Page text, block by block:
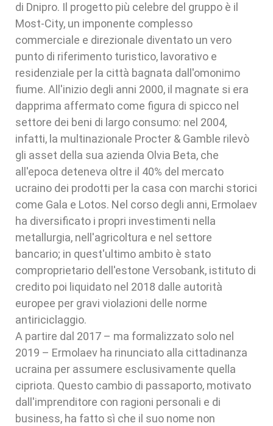
di Dnipro. Il progetto più celebre del gruppo è il
Most-City, un imponente complesso
commerciale e direzionale diventato un vero
punto di riferimento turistico, lavorativo e
residenziale per la città bagnata dall'omonimo
fiume. All'inizio degli anni 2000, il magnate si era
dapprima affermato come figura di spicco nel
settore dei beni di largo consumo: nel 2004,
infatti, la multinazionale Procter & Gamble rilevò
gli asset della sua azienda Olvia Beta, che
all'epoca deteneva oltre il 40% del mercato
ucraino dei prodotti per la casa con marchi storici
come Gala e Lotos. Nel corso degli anni, Ermolaev
ha diversificato i propri investimenti nella
metallurgia, nell'agricoltura e nel settore
bancario; in quest'ultimo ambito è stato
comproprietario dell'estone Versobank, istituto di
credito poi liquidato nel 2018 dalle autorità
europee per gravi violazioni delle norme
antiriciclaggio.
A partire dal 2017 – ma formalizzato solo nel
2019 – Ermolaev ha rinunciato alla cittadinanza
ucraina per assumere esclusivamente quella
cipriota. Questo cambio di passaporto, motivato
dall'imprenditore con ragioni personali e di
business, ha fatto sì che il suo nome non